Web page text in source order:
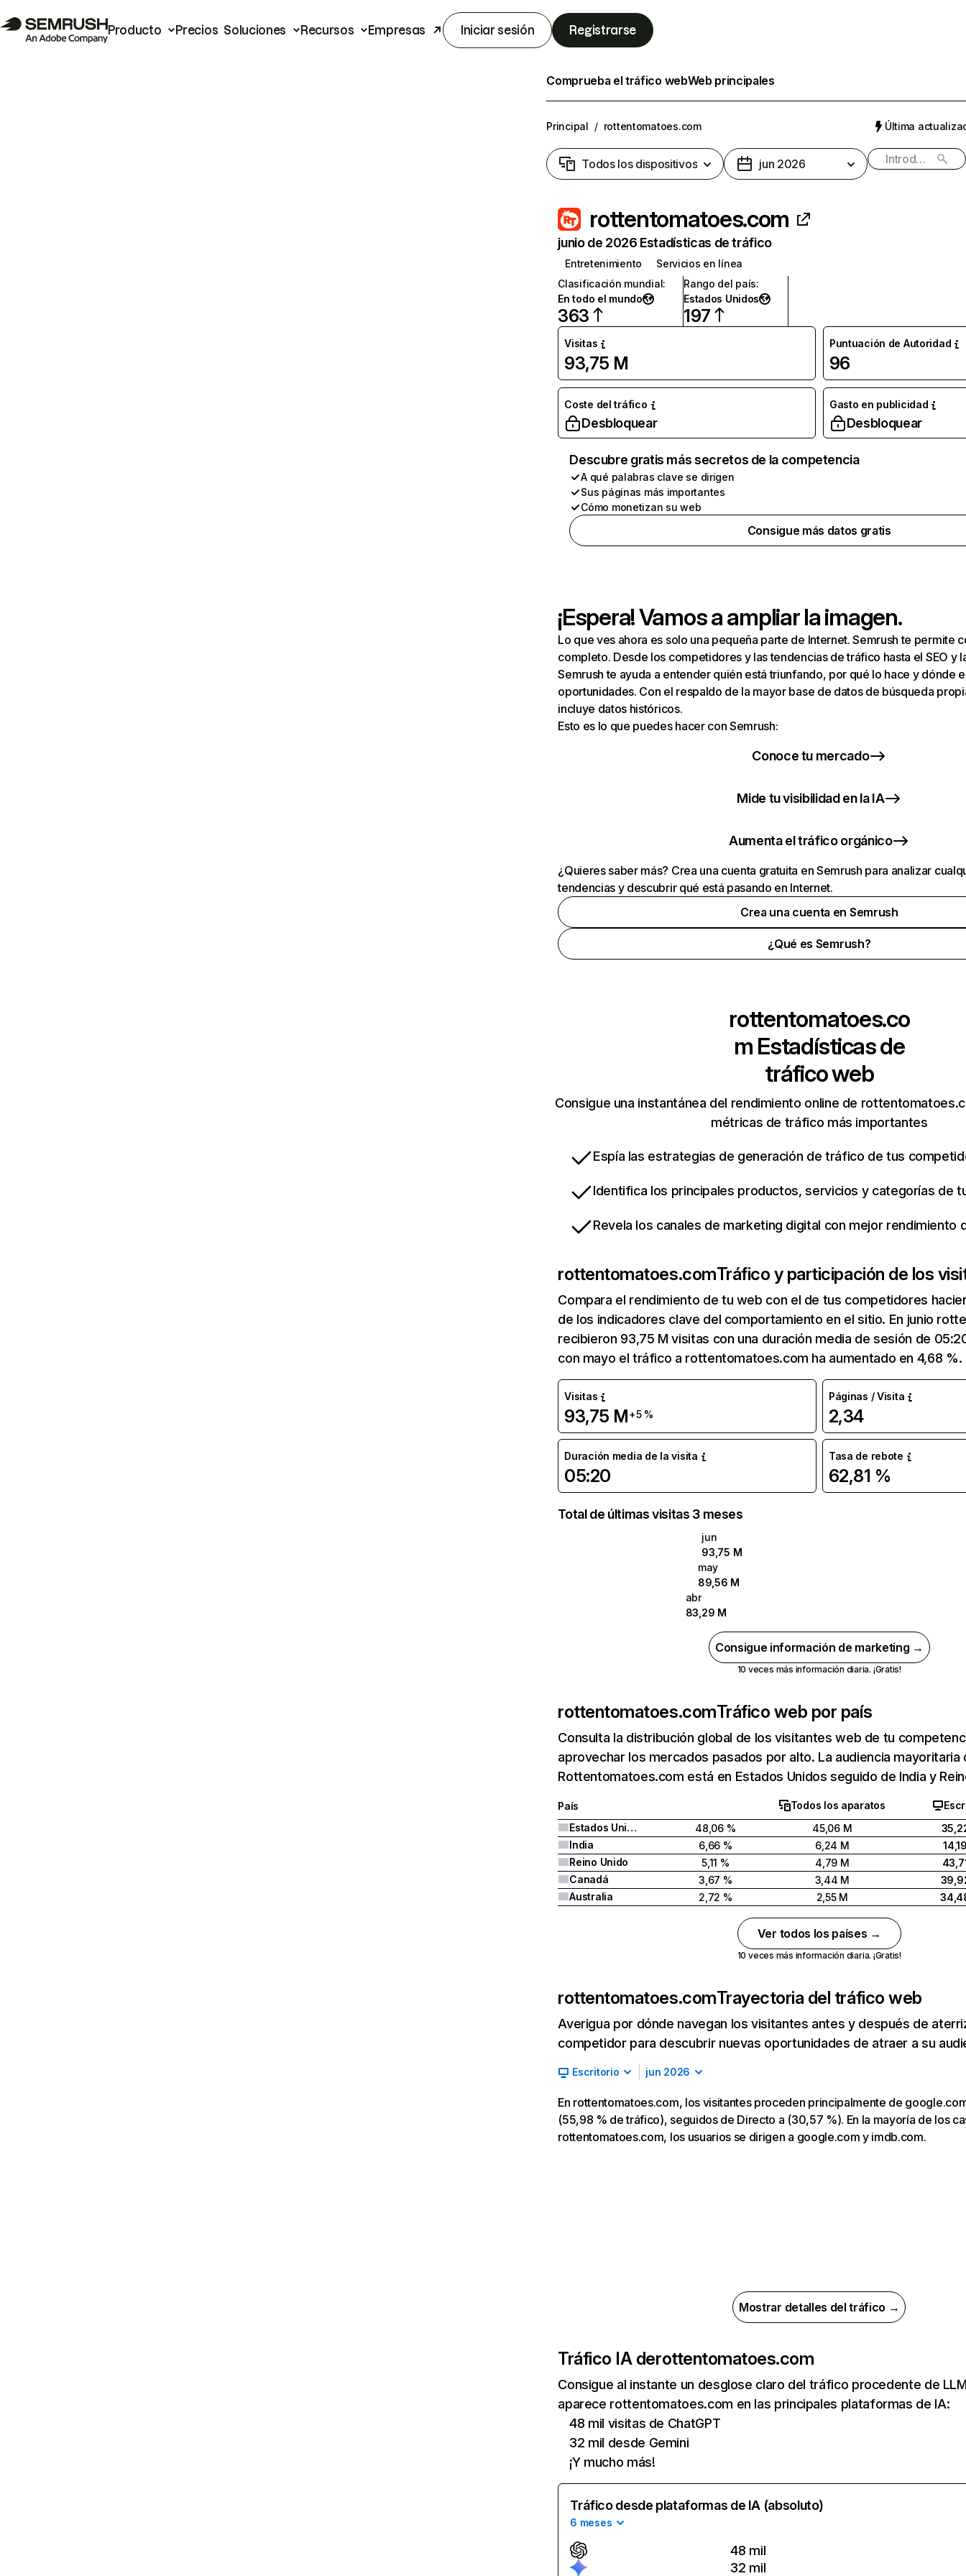
Producto Precios Soluciones Recursos Empresas Iniciar sesión Registrarse
Comprueba el tráfico webWeb principales
Principal / rottentomatoes.com Última
Todos los dispositivos jun 2026
rottentomatoes.com
junio de 2026 Estadísticas de tráfico
Entretenimiento
Servicios en línea
Clasificación mundial:
En todo el mundo
363
Rango del país:
Estados Unidos
197
Visitas
93,75 M
Puntuación de Autoridad
96
Coste del tráfico
Desbloquear
Gasto en publicidad
Desbloquear
Descubre gratis más secretos de la competencia
A qué palabras clave se dirigen
Sus páginas más importantes
Cómo monetizan su web
Consigue más datos gratis
¡Espera! Vamos a ampliar la imagen.
Lo que ves ahora es solo una pequeña parte de Internet. Semrush te permite
completo. Desde los competidores y las tendencias de tráfico hasta el SEO y
Semrush te ayuda a entender quién está triunfando, por qué lo hace y dónde
oportunidades. Con el respaldo de la mayor base de datos de búsqueda
incluye datos históricos.
Esto es lo que puedes hacer con Semrush:
Conoce tu mercado
Mide tu visibilidad en la IA
Aumenta el tráfico orgánico
¿Quieres saber más? Crea una cuenta gratuita en Semrush para analizar
tendencias y descubrir qué está pasando en Internet.
Crea una cuenta en Semrush
¿Qué es Semrush?
rottentomatoes.co
m Estadísticas de
tráfico web
Consigue una instantánea del rendimiento online de
métricas de tráfico más importantes
Espía las estrategias de generación de tráfico de tus
Identifica los principales productos, servicios y categorías de
Revela los canales de marketing digital con mejor rendimiento
rottentomatoes.comTráfico y participación de los
Compara el rendimiento de tu web con el de tus competidores
de los indicadores clave del comportamiento en el sitio. En junio
recibieron 93,75 M visitas con una duración media de sesión de
con mayo el tráfico a rottentomatoes.com ha aumentado en 4,68 %.
Visitas
93,75 M+5 %
Páginas / Visita
2,34
Duración media de la visita
05:20
Tasa de rebote
62,81 %
Total de últimas visitas 3 meses
jun
93,75 M
may
89,56 M
abr
83,29 M
Consigue información de marketing →
10 veces más información diaria. ¡Gratis!
rottentomatoes.comTráfico web por país
Consulta la distribución global de los visitantes web de tu
aprovechar los mercados pasados por alto. La audiencia mayoritaria
Rottentomatoes.com está en Estados Unidos seguido de India y
País Todos los aparatos
Estados Unidos
48,06 % 45,06 M
India
6,66 % 6,24 M
Reino Unido
5,11 % 4,79 M
Canadá
3,67 % 3,44 M
Australia
2,72 % 2,55 M
Ver todos los países →
10 veces más información diaria. ¡Gratis!
rottentomatoes.comTrayectoria del tráfico web
Averigua por dónde navegan los visitantes antes y después de
competidor para descubrir nuevas oportunidades de atraer a su
Escritorio jun 2026
En rottentomatoes.com, los visitantes proceden principalmente de
(55,98 % de tráfico), seguidos de Directo a (30,57 %). En la mayoría de los
rottentomatoes.com, los usuarios se dirigen a google.com y imdb.com.
Mostrar detalles del tráfico →
Tráfico IA derottentomatoes.com
Consigue al instante un desglose claro del tráfico procedente de
aparece rottentomatoes.com en las principales plataformas de IA:
48 mil visitas de ChatGPT
32 mil desde Gemini
¡Y mucho más!
Tráfico desde plataformas de IA (absoluto)
6 meses
48 mil
32 mil